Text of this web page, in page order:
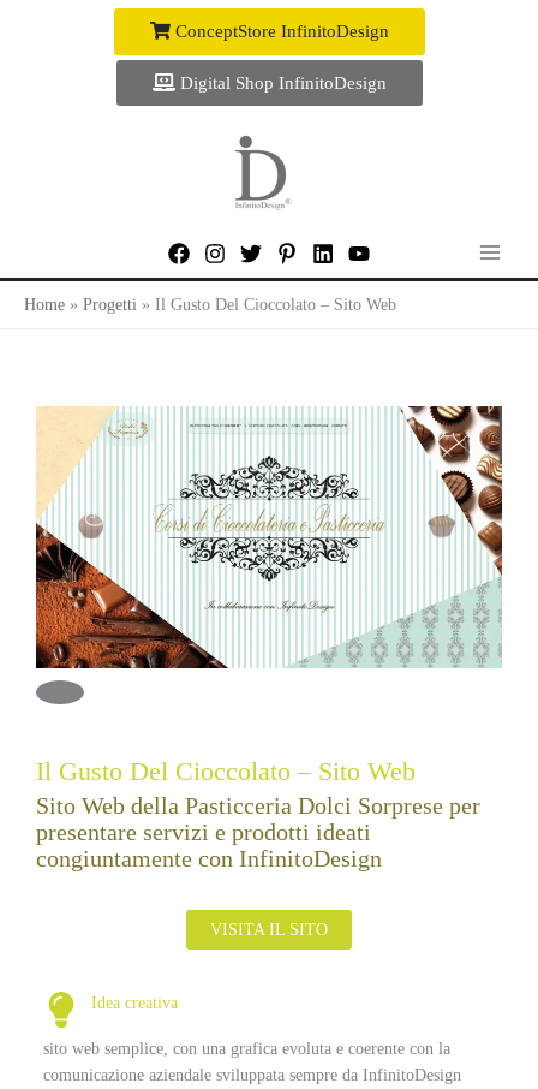
ConceptStore InfinitoDesign
Digital Shop InfinitoDesign
Home Progetti Il Gusto Del Cioccolato – Sito Web
Il Gusto Del Cioccolato – Sito Web
Sito Web della Pasticceria Dolci Sorprese per
presentare servizi e prodotti ideati
congiuntamente con InfinitoDesign
VISITA IL SITO
Idea creativa
sito web semplice, con una grafica evoluta e coerente con la
comunicazione aziendale sviluppata sempre da InfinitoDesign